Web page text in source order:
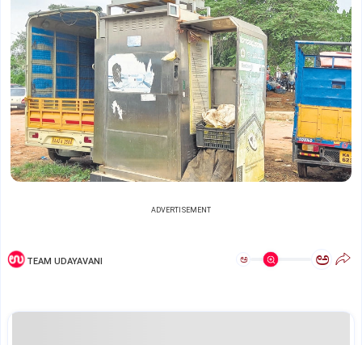
ADVERTISEMENT
TEAM UDAYAVANI ಅ ಅ